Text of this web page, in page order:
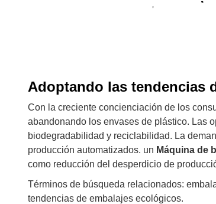
Adoptando las tendencias
Con la creciente concienciación de los
abandonando los envases de plástico. Las
biodegradabilidad y reciclabilidad. La
producción automatizados. un Máquina de
como reducción del desperdicio de
Términos de búsqueda relacionados:
tendencias de embalajes ecológicos.